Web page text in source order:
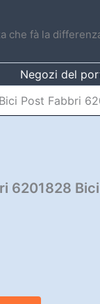
che fà la
Negozi del
Post Fabbri
6201828